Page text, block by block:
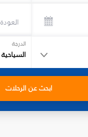
العودة
الدرجة
السياحية
ابحث عن الرحلات